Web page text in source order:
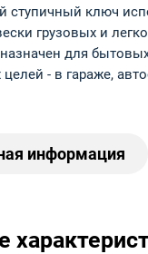
ступичный ключ
грузовых и
для
- в гараже,
информация